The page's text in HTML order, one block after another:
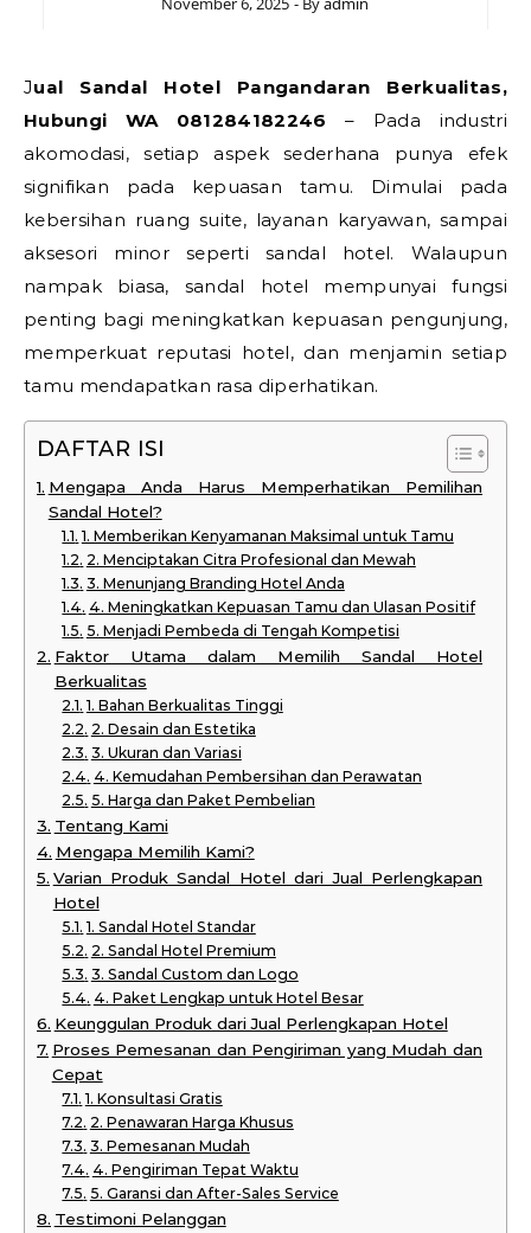
Jual Sandal Hotel Pangandaran Berkualitas,
Hubungi WA 081284182246 – Pada industri
akomodasi, setiap aspek sederhana punya efek
signifikan pada kepuasan tamu. Dimulai pada
kebersihan ruang suite, layanan karyawan, sampai
aksesori minor seperti sandal hotel. Walaupun
nampak biasa, sandal hotel mempunyai fungsi
penting bagi meningkatkan kepuasan pengunjung,
memperkuat reputasi hotel, dan menjamin setiap
tamu mendapatkan rasa diperhatikan.
DAFTAR ISI
Mengapa Anda Harus Memperhatikan Pemilihan
Sandal Hotel?
1. Memberikan Kenyamanan Maksimal untuk Tamu
2. Menciptakan Citra Profesional dan Mewah
3. Menunjang Branding Hotel Anda
4. Meningkatkan Kepuasan Tamu dan Ulasan Positif
5. Menjadi Pembeda di Tengah Kompetisi
Faktor Utama dalam Memilih Sandal Hotel
Berkualitas
1. Bahan Berkualitas Tinggi
2. Desain dan Estetika
3. Ukuran dan Variasi
4. Kemudahan Pembersihan dan Perawatan
5. Harga dan Paket Pembelian
Tentang Kami
Mengapa Memilih Kami?
Varian Produk Sandal Hotel dari Jual Perlengkapan
Hotel
1. Sandal Hotel Standar
2. Sandal Hotel Premium
3. Sandal Custom dan Logo
4. Paket Lengkap untuk Hotel Besar
Keunggulan Produk dari Jual Perlengkapan Hotel
Proses Pemesanan dan Pengiriman yang Mudah dan
Cepat
1. Konsultasi Gratis
2. Penawaran Harga Khusus
3. Pemesanan Mudah
4. Pengiriman Tepat Waktu
5. Garansi dan After-Sales Service
Testimoni Pelanggan